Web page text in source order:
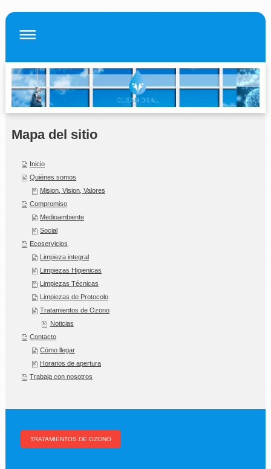
Mapa del sitio
Inicio
Quiénes somos
Mision, Vision, Valores
Compromiso
Medioambiente
Social
Ecoservicios
Limpieza integral
Limpiezas Higienicas
Limpiezas Técnicas
Limpiezas de Protocolo
Tratamientos de Ozono
Noticias
Contacto
Cómo llegar
Horarios de apertura
Trabaja con nosotros
TRATAMIENTOS DE OZONO